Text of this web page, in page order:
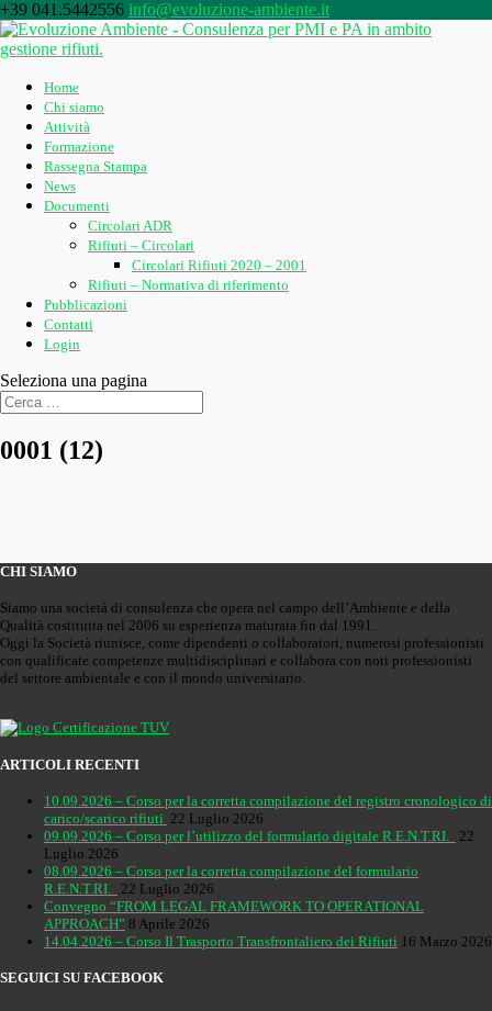
+39 041.5442556 info@evoluzione-ambiente.it
Home
Chi siamo
Attività
Formazione
Rassegna Stampa
News
Documenti
Circolari ADR
Rifiuti – Circolari
Circolari Rifiuti 2020 – 2001
Rifiuti – Normativa di riferimento
Pubblicazioni
Contatti
Login
Seleziona una pagina
0001 (12)
CHI SIAMO
Siamo una società di consulenza che opera nel campo dell’Ambiente e della
Qualità costituita nel 2006 su esperienza maturata fin dal 1991.
Oggi la Società riunisce, come dipendenti o collaboratori, numerosi professionisti
con qualificate competenze multidisciplinari e collabora con noti professionisti
del settore ambientale e con il mondo universitario.
ARTICOLI RECENTI
10.09.2026 – Corso per la corretta compilazione del registro cronologico di
carico/scarico rifiuti 22 Luglio 2026
09.09.2026 – Corso per l’utilizzo del formulario digitale R.E.N.T.RI.
22
Luglio 2026
08.09.2026 – Corso per la corretta compilazione del formulario
R.E.N.T.RI.
22 Luglio 2026
Convegno “FROM LEGAL FRAMEWORK TO OPERATIONAL
APPROACH” 8 Aprile 2026
14.04.2026 – Corso Il Trasporto Transfrontaliero dei Rifiuti 16 Marzo 2026
SEGUICI SU FACEBOOK